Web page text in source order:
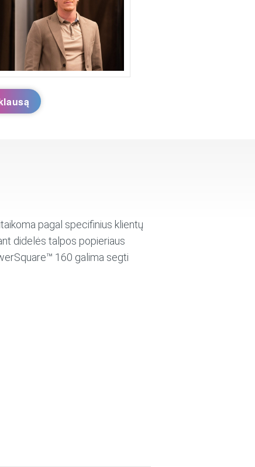
pagal specifinius klientų
didelės talpos popieriaus
160 galima segti